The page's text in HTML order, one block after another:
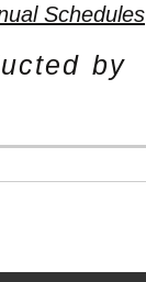
Schedules
by